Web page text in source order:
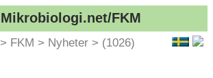
Mikrobiologi.net/FKM
> FKM > Nyheter > (1026)